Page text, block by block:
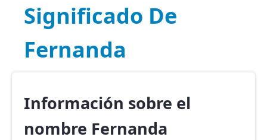
Significado De
Fernanda
Información sobre el
nombre Fernanda